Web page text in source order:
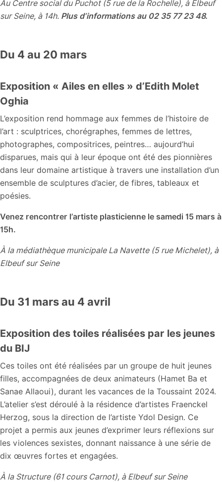
Au Centre social du Puchot (5 rue de la Rochelle), à Elbeuf
sur Seine, à 14h. Plus d’informations au 02 35 77 23 48.
Du 4 au 20 mars
Exposition « Ailes en elles » d’Edith Molet
Oghia
L’exposition rend hommage aux femmes de l’histoire de
l’art : sculptrices, chorégraphes, femmes de lettres,
photographes, compositrices, peintres… aujourd’hui
disparues, mais qui à leur époque ont été des pionnières
dans leur domaine artistique à travers une installation d’un
ensemble de sculptures d’acier, de fibres, tableaux et
poésies.
Venez rencontrer l’artiste plasticienne le samedi 15 mars à
15h.
À la médiathèque municipale La Navette (5 rue Michelet), à
Elbeuf sur Seine
Du 31 mars au 4 avril
Exposition des toiles réalisées par les jeunes
du BIJ
Ces toiles ont été réalisées par un groupe de huit jeunes
filles, accompagnées de deux animateurs (Hamet Ba et
Sanae Allaoui), durant les vacances de la Toussaint 2024.
L’atelier s’est déroulé à la résidence d’artistes Fraenckel
Herzog, sous la direction de l’artiste Ydol Design. Ce
projet a permis aux jeunes d’exprimer leurs réflexions sur
les violences sexistes, donnant naissance à une série de
dix œuvres fortes et engagées.
À la Structure (61 cours Carnot), à Elbeuf sur Seine